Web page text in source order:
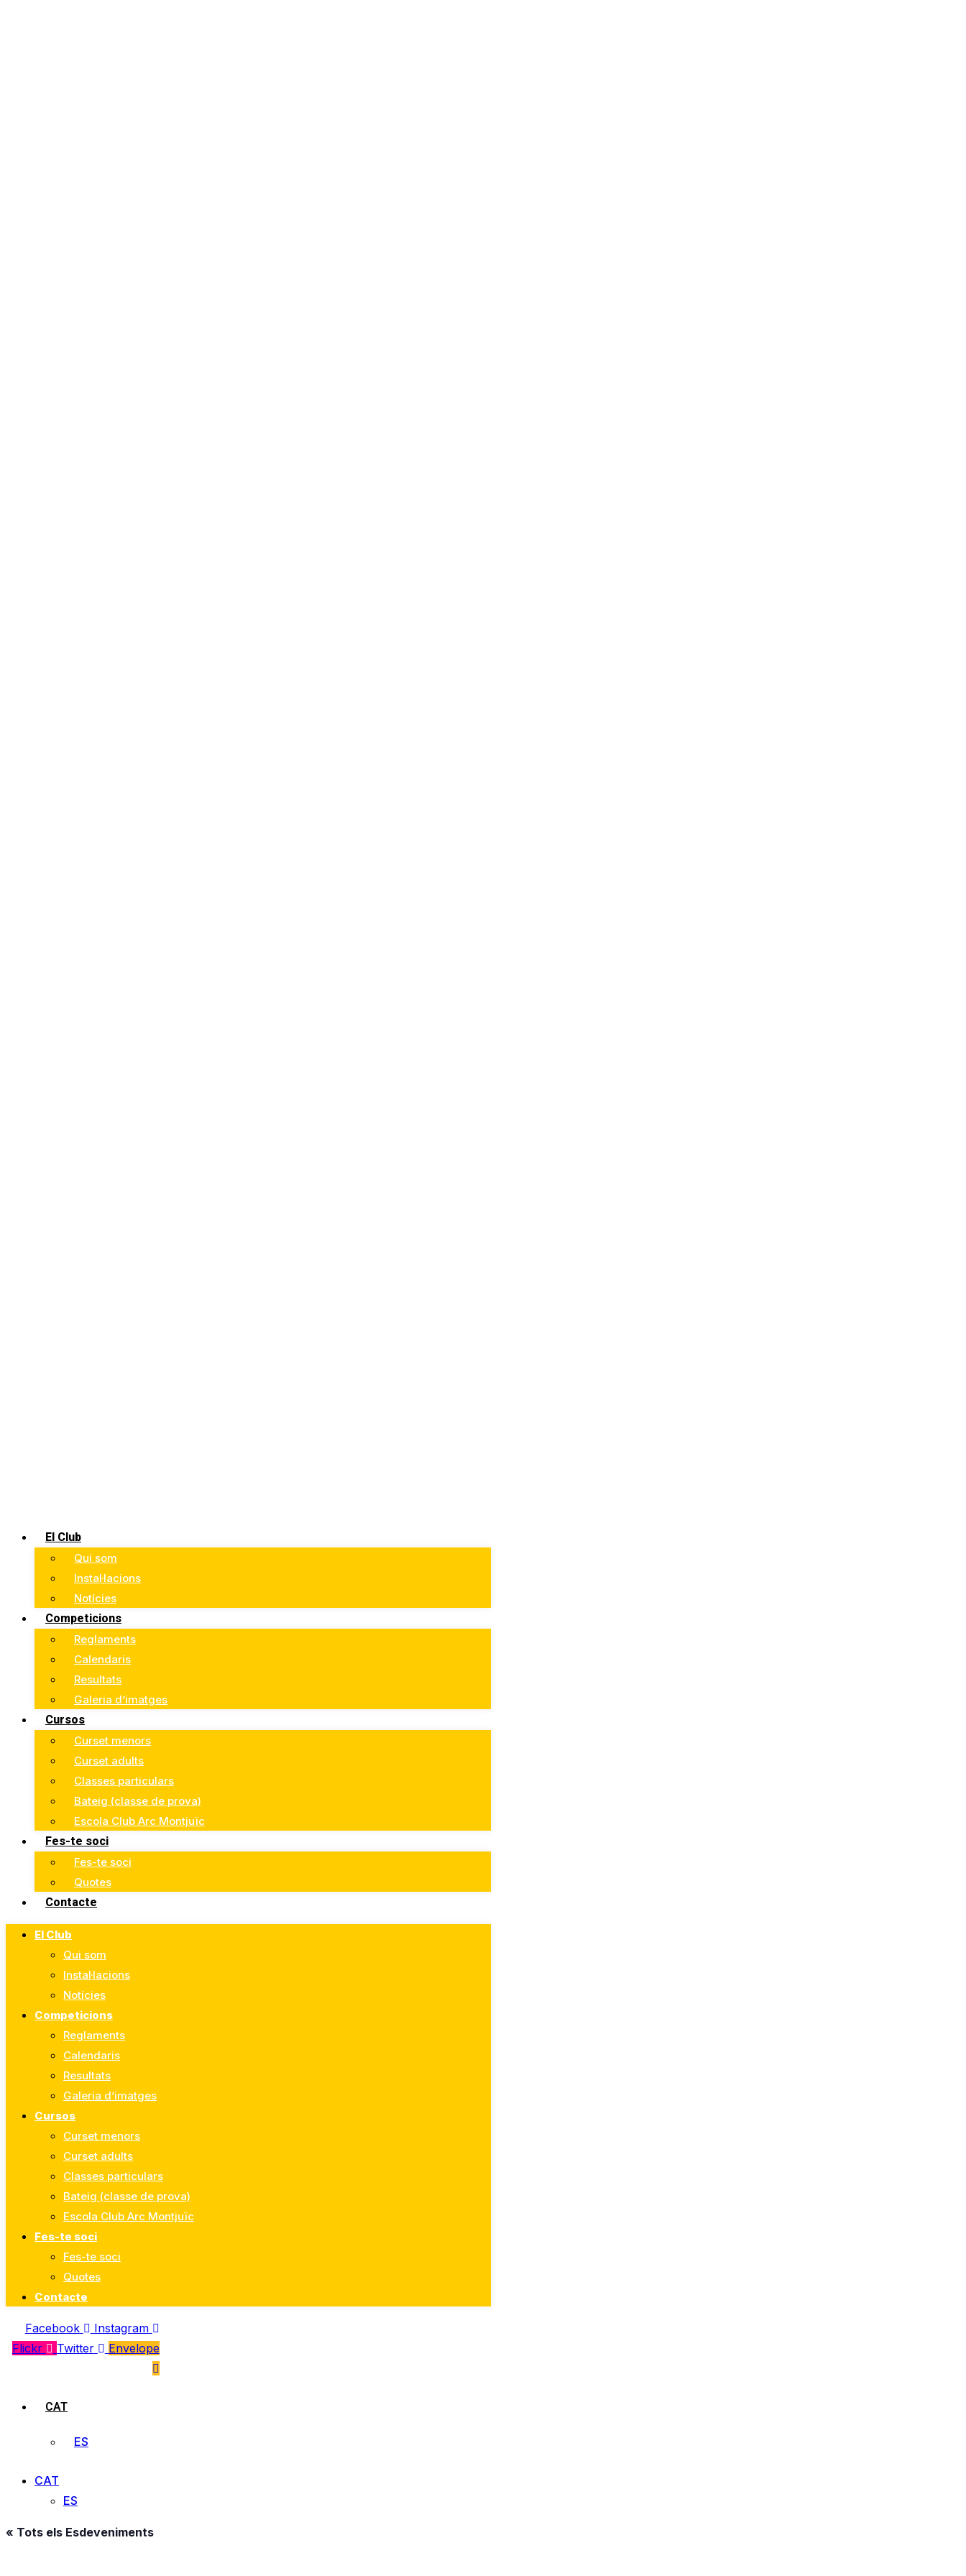
El Club
Qui som
Instal·lacions
Notícies
Competicions
Reglaments
Calendaris
Resultats
Galeria d’imatges
Cursos
Curset menors
Curset adults
Classes particulars
Bateig (classe de prova)
Escola Club Arc Montjuïc
Fes-te soci
Fes-te soci
Quotes
Contacte
El Club
Qui som
Instal·lacions
Notícies
Competicions
Reglaments
Calendaris
Resultats
Galeria d’imatges
Cursos
Curset menors
Curset adults
Classes particulars
Bateig (classe de prova)
Escola Club Arc Montjuïc
Fes-te soci
Fes-te soci
Quotes
Contacte
Facebook
Instagram
Flickr
Twitter Envelope
CAT
ES
CAT
ES
« Tots els Esdeveniments